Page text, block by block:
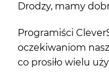
Drodzy, mamy
Programiści
oczekiwaniom
co prosiło wielu